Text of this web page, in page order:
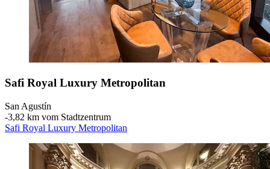
Safi Royal Luxury Metropolitan
San Agustín
‐3,82 km vom Stadtzentrum
Safi Royal Luxury Metropolitan